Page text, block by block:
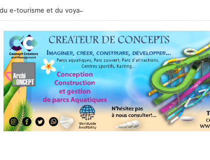
e-tourisme et du voyage sur mesure